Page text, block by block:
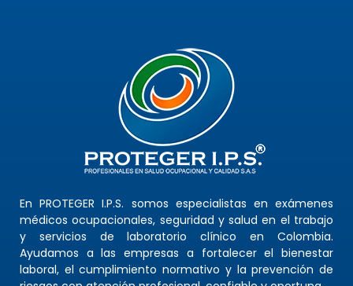
En PROTEGER I.P.S. somos especialistas en exámenes
médicos ocupacionales, seguridad y salud en el trabajo
y servicios de laboratorio clínico en Colombia.
Ayudamos a las empresas a fortalecer el bienestar
laboral, el cumplimiento normativo y la prevención de